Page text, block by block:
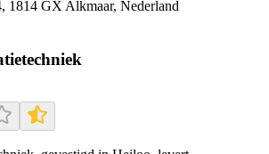
1814 GX Alkmaar, Nederland